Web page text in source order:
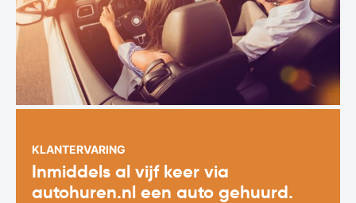
KLANTERVARING
Inmiddels al vijf keer via
autohuren.nl een auto gehuurd.